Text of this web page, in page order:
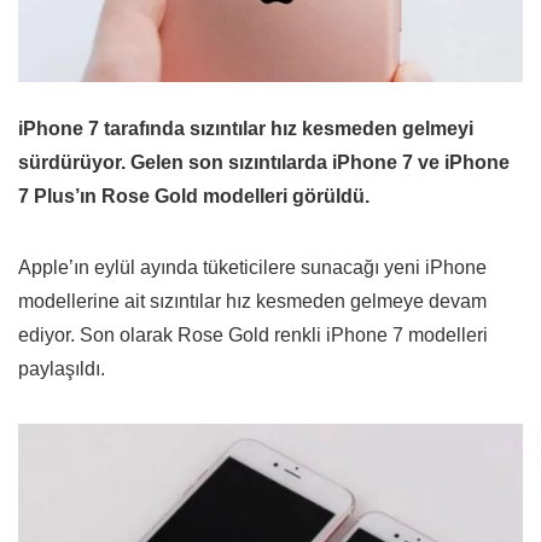
iPhone 7 tarafında sızıntılar hız kesmeden gelmeyi
sürdürüyor. Gelen son sızıntılarda iPhone 7 ve iPhone
7 Plus’ın Rose Gold modelleri görüldü.
Apple’ın eylül ayında tüketicilere sunacağı yeni iPhone
modellerine ait sızıntılar hız kesmeden gelmeye devam
ediyor. Son olarak Rose Gold renkli iPhone 7 modelleri
paylaşıldı.